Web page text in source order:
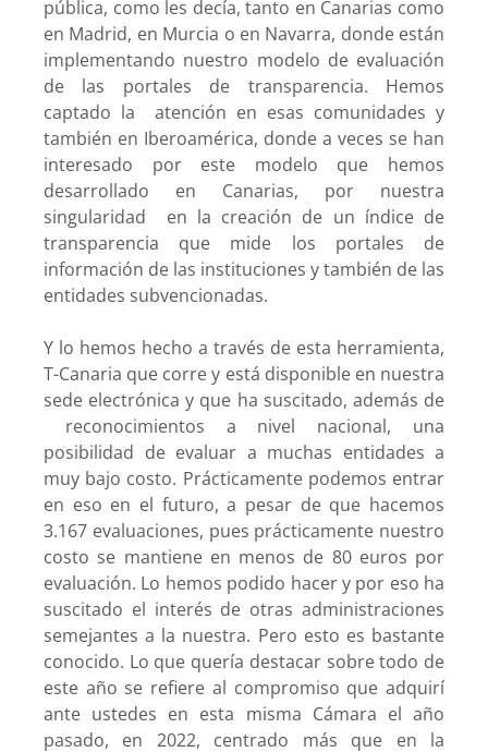
pública, como les decía, tanto en Canarias como
en Madrid, en Murcia o en Navarra, donde están
implementando nuestro modelo de evaluación
de las portales de transparencia. Hemos
captado la atención en esas comunidades y
también en Iberoamérica, donde a veces se han
interesado por este modelo que hemos
desarrollado en Canarias, por nuestra
singularidad en la creación de un índice de
transparencia que mide los portales de
información de las instituciones y también de las
entidades subvencionadas.
Y lo hemos hecho a través de esta herramienta,
T-Canaria que corre y está disponible en nuestra
sede electrónica y que ha suscitado, además de
reconocimientos a nivel nacional, una
posibilidad de evaluar a muchas entidades a
muy bajo costo. Prácticamente podemos entrar
en eso en el futuro, a pesar de que hacemos
3.167 evaluaciones, pues prácticamente nuestro
costo se mantiene en menos de 80 euros por
evaluación. Lo hemos podido hacer y por eso ha
suscitado el interés de otras administraciones
semejantes a la nuestra. Pero esto es bastante
conocido. Lo que quería destacar sobre todo de
este año se refiere al compromiso que adquirí
ante ustedes en esta misma Cámara el año
pasado, en 2022, centrado más que en la